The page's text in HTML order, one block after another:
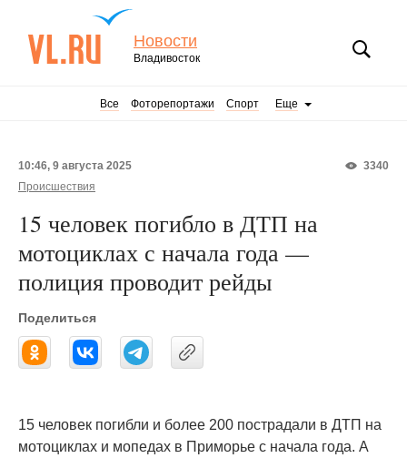
Новости
Владивосток
Все Фоторепортажи Спорт Еще
3340
10:46, 9 августа 2025
Происшествия
15 человек погибло в ДТП на
мотоциклах с начала года —
полиция проводит рейды
Поделиться
15 человек погибли и более 200 пострадали в ДТП на
мотоциклах и мопедах в Приморье с начала года. А